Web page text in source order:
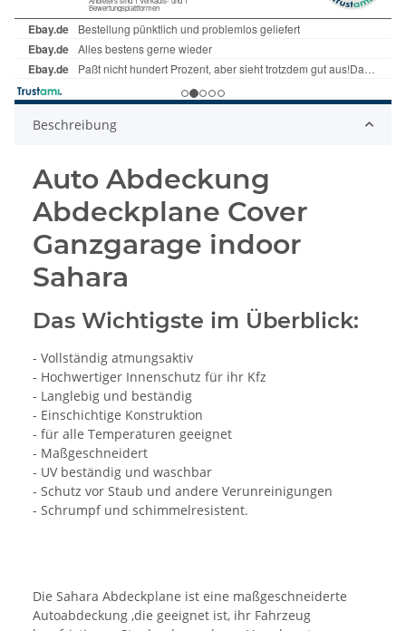
Beschreibung
Auto Abdeckung
Abdeckplane Cover
Ganzgarage indoor
Sahara
Das Wichtigste im Überblick:
- Vollständig atmungsaktiv
- Hochwertiger Innenschutz für ihr Kfz
- Langlebig und beständig
- Einschichtige Konstruktion
- für alle Temperaturen geeignet
- Maßgeschneidert
- UV beständig und waschbar
- Schutz vor Staub und andere Verunreinigungen
- Schrumpf und schimmelresistent.
Die Sahara Abdeckplane ist eine maßgeschneiderte
Autoabdeckung ,die geeignet ist, ihr Fahrzeug